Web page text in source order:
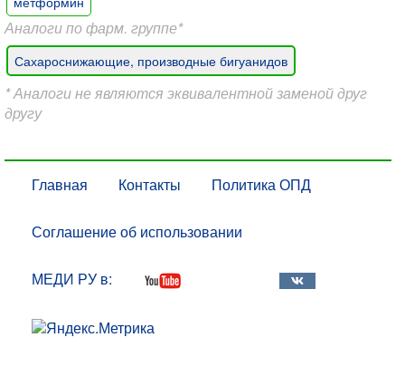
Аналоги по фарм. группе*
Сахароснижающие, производные бигуанидов
* Аналоги не являются эквивалентной заменой друг
другу
Главная Контакты Политика ОПД
Соглашение об использовании
МЕДИ РУ в: